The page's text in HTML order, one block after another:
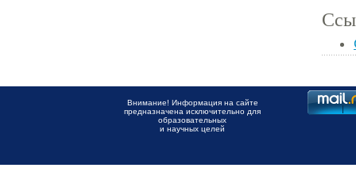
Внимание! Информация на сайте
предназначена исключительно для
образовательных
и научных целей